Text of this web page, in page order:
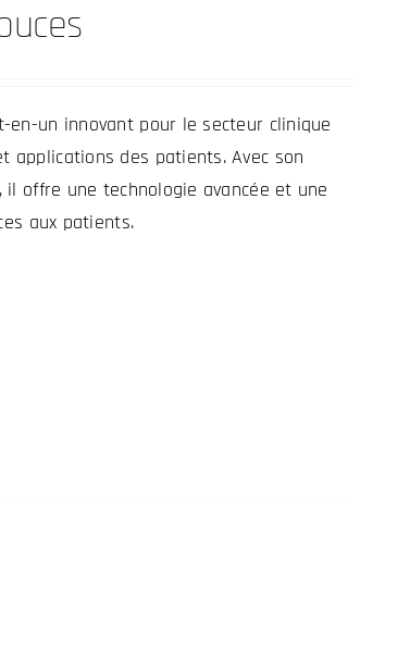
en-un innovant pour le secteur clinique
applications des patients. Avec son
offre une technologie avancée et une
aux patients.